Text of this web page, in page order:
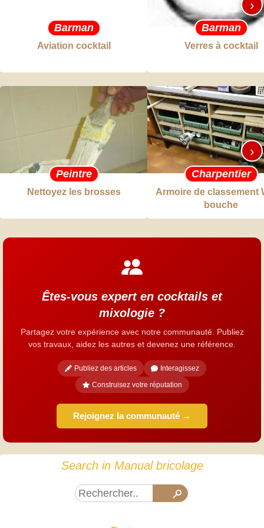
Barman
Aviation cocktail
Barman
Verres à cocktail
›
Peintre
Nettoyez les brosses
Charpentier
Armoire de classement
bouche
›
Êtes-vous expert en cocktails et
mixologie ?
Partagez votre expérience avec notre communauté. Publiez
vos travaux, aidez les autres et devenez une référence.
Publiez des articles
Interagissez
Construisez votre réputation
Rejoignez la communauté →
Search in Manual bricolage